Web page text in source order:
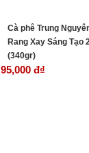
Cà phê Trung
Rang Xay Sáng Tạo
(340gr)
95,000 đ₫